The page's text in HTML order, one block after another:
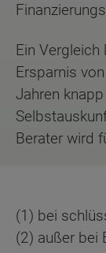
Ein Vergleich
Ersparnis
Jahren
Berater wird
(1) bei
(2) außer bei